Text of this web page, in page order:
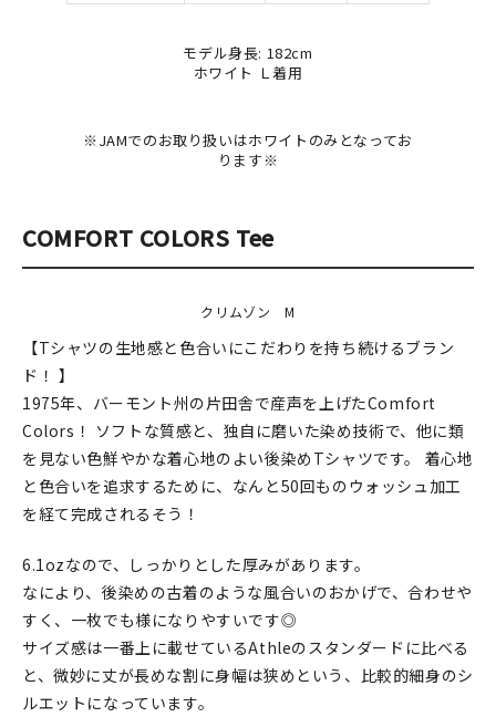
モデル身長: 182cm
ホワイト Ｌ着用
※JAMでのお取り扱いはホワイトのみとなってお
ります※
COMFORT COLORS Tee
クリムゾン M
【Tシャツの生地感と色合いにこだわりを持ち続けるブラン
ド！ 】
1975年、バーモント州の片田舎で産声を上げたComfort
Colors！ ソフトな質感と、独自に磨いた染め技術で、他に類
を見ない色鮮やかな着心地のよい後染めTシャツです。 着心地
と色合いを追求するために、なんと50回ものウォッシュ加工
を経て完成されるそう！
6.1ozなので、しっかりとした厚みがあります。
なにより、後染めの古着のような風合いのおかげで、合わせや
すく、一枚でも様になりやすいです◎
サイズ感は一番上に載せているAthleのスタンダードに比べる
と、微妙に丈が長めな割に身幅は狭めという、比較的細身のシ
ルエットになっています。